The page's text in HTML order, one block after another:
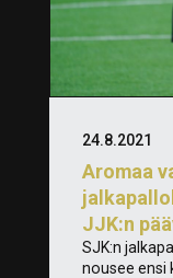
Aromaa
JJK:n
24.8.2021
SJK:n
nousee ensi